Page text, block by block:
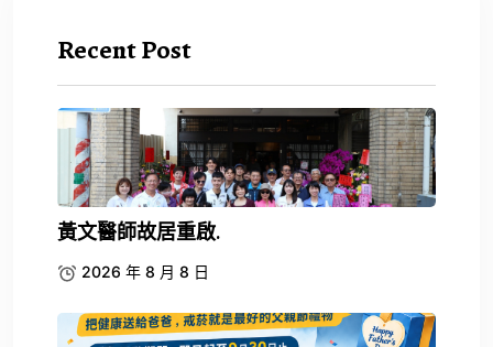
Recent Post
黃文醫師故居重啟.
2026 年 8 月 8 日